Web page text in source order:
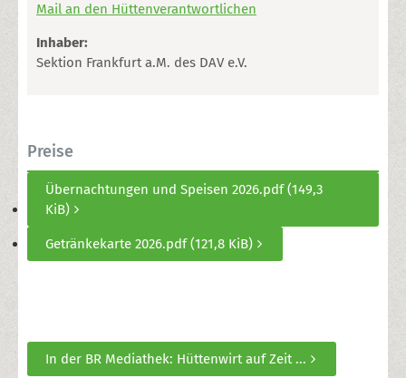
Mail an den Hüttenverantwortlichen
Inhaber:
Sektion Frankfurt a.M. des DAV e.V.
Preise
Übernachtungen und Speisen 2026.pdf(149,3
KiB)
Getränkekarte 2026.pdf(121,8 KiB)
In der BR Mediathek: Hüttenwirt auf Zeit ...